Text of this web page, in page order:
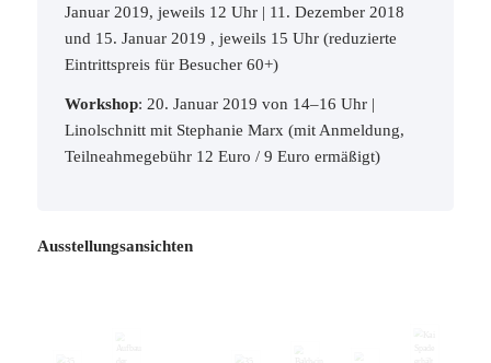
Januar 2019, jeweils 12 Uhr | 11. Dezember 2018
und 15. Januar 2019 , jeweils 15 Uhr (reduzierte
Eintrittspreis für Besucher 60+)
Workshop: 20. Januar 2019 von 14–16 Uhr |
Linolschnitt mit Stephanie Marx (mit Anmeldung,
Teilneahmegebühr 12 Euro / 9 Euro ermäßigt)
Ausstellungsansichten